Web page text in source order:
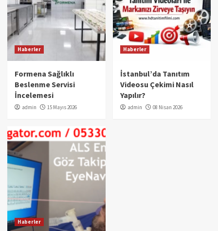
Haberler
Formena Sağlıklı
Beslenme Servisi
İncelemesi
admin 15 Mayıs 2026
Haberler
İstanbul’da Tanıtım
Videosu Çekimi Nasıl
Yapılır?
admin 08 Nisan 2026
Haberler